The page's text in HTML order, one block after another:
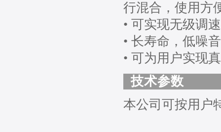
行混合，使用方
• 可实现无级调
• 长寿命，低噪
• 可为用户实现
技术参数
本公司可按用户